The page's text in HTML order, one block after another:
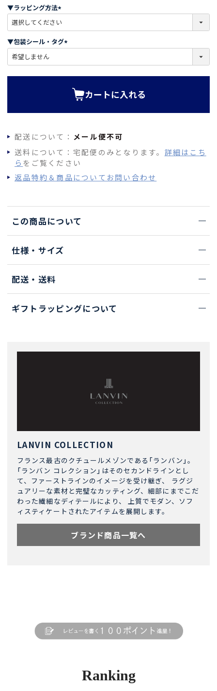
)
▼ラッピング方法
必
須
)
▼包装シール・タグ
必
カートに入れる
配送について： メール便不可
送料について：宅配便のみとなります。 詳細はこち
ら をご覧ください
返品特約＆商品についてお問い合わせ
この商品について
仕様・サイズ
配送・送料
ギフトラッピングについて
LANVIN COLLECTION
フランス最古のクチュールメゾンである「ランバン」。
「ランバン コレクション」はそのセカンドラインとし
て、ファーストラインのイメージを受け継ぎ、 ラグジ
ュアリーな素材と完璧なカッティング、細部にまでこだ
わった繊細なディテールにより、 上質でモダン、ソフ
ィスティケートされたアイテムを展開します。
ブランド商品一覧へ
Ranking